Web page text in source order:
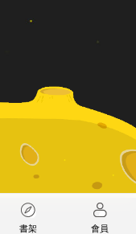
書架 會員